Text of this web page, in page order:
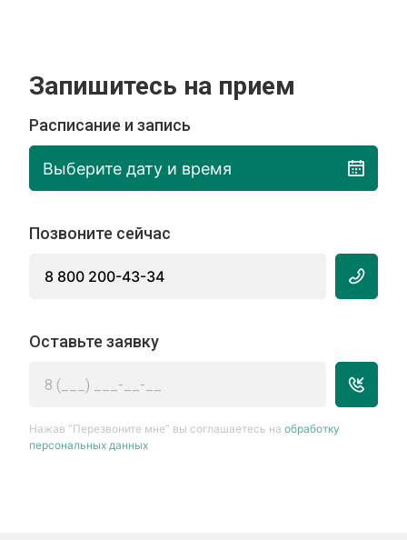
Запишитесь на прием
Расписание и запись
Выберите дату и время
Позвоните сейчас
8 800 200-43-34
Оставьте заявку
Нажав “Перезвоните мне” вы соглашаетесь наобработку
персональных данных